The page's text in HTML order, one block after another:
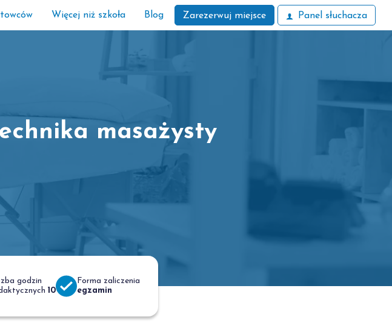
Więcej niż szkoła Blog Zarezerwuj miejsce Panel słuchacza
masażysty
godzin
10
Forma zaliczenia
egzamin